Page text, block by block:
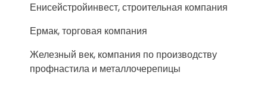
Енисейстройинвест, строительная компания
Ермак, торговая компания
Железный век, компания по производству
профнастила и металлочерепицы